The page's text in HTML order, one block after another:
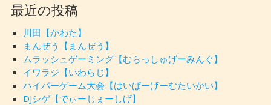
最近の投稿
川田【かわた】
まんぜう【まんぜう】
ムラッシュゲーミング【むらっしゅげーみんぐ】
イワラジ【いわらじ】
ハイパーゲーム大会【はいぱーげーむたいかい】
DJシゲ【でぃーじぇーしげ】